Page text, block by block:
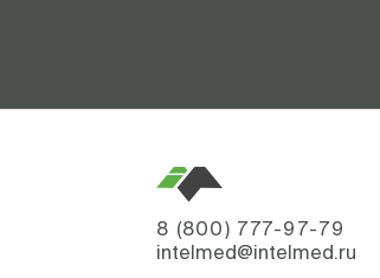
8 (800) 777-97-79
intelmed@intelmed.ru